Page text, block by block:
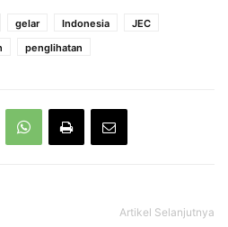
gelar Indonesia
JEC
penglihatan
Artikel Selanjutnya